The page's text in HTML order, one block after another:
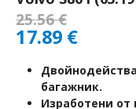
25.56€
17.89 €
багажник.
Изработени от